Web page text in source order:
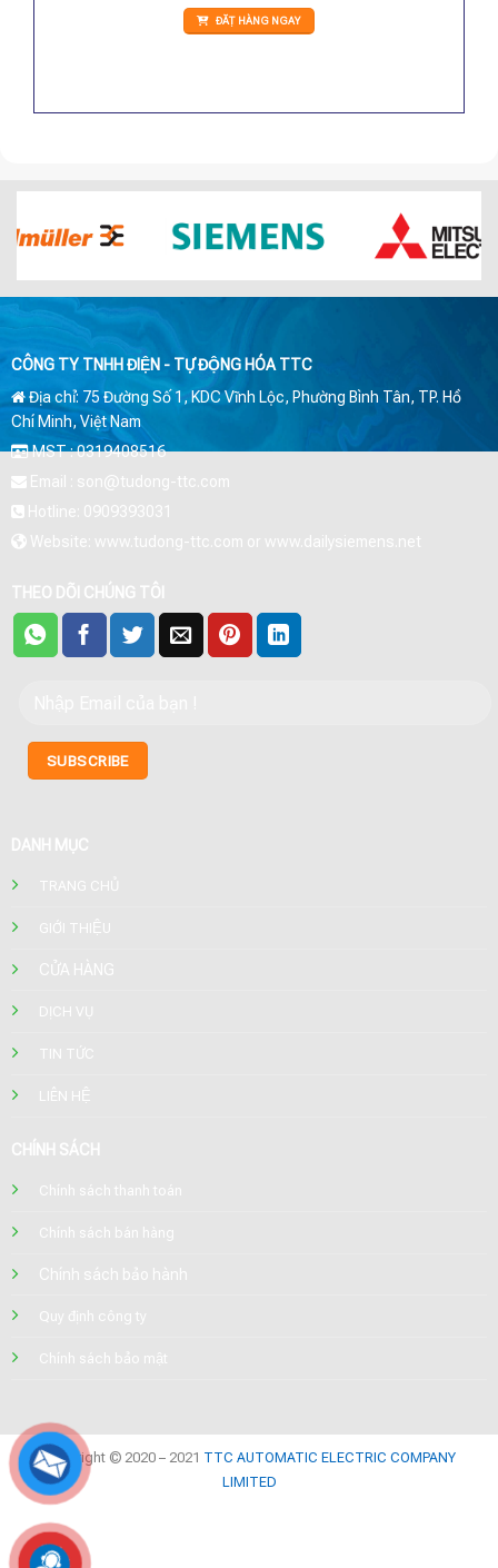
ĐẶT HÀNG NGAY
CÔNG TY TNHH ĐIỆN - TỰ ĐỘNG HÓA TTC
Địa chỉ: 75 Đường Số 1, KDC Vĩnh Lộc, Phường Bình Tân, TP. Hồ
Chí Minh, Việt Nam
MST : 0319408516
Email : son@tudong-ttc.com
Hotline: 0909393031
Website: www.tudong-ttc.com or www.dailysiemens.net
THEO DÕI CHÚNG TÔI
DANH MỤC
TRANG CHỦ
GIỚI THIỆU
CỬA HÀNG
DỊCH VỤ
TIN TỨC
LIÊN HỆ
CHÍNH SÁCH
Chính sách thanh toán
Chính sách bán hàng
Chính sách bảo hành
Quy định công ty
Chính sách bảo mật
Copyright © 2020 – 2021 TTC AUTOMATIC ELECTRIC COMPANY
LIMITED